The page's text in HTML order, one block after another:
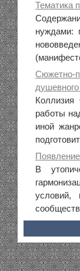
Тематика
нуждами:
Сюжетно-
работы
иной
В
условий,